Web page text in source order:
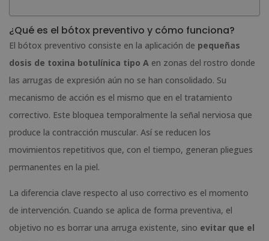
¿Qué es el bótox preventivo y cómo funciona?
El bótox preventivo consiste en la aplicación de pequeñas
dosis de toxina botulínica tipo A en zonas del rostro donde
las arrugas de expresión aún no se han consolidado. Su
mecanismo de acción es el mismo que en el tratamiento
correctivo. Este bloquea temporalmente la señal nerviosa que
produce la contracción muscular. Así se reducen los
movimientos repetitivos que, con el tiempo, generan pliegues
permanentes en la piel.
La diferencia clave respecto al uso correctivo es el momento
de intervención. Cuando se aplica de forma preventiva, el
objetivo no es borrar una arruga existente, sino evitar que el